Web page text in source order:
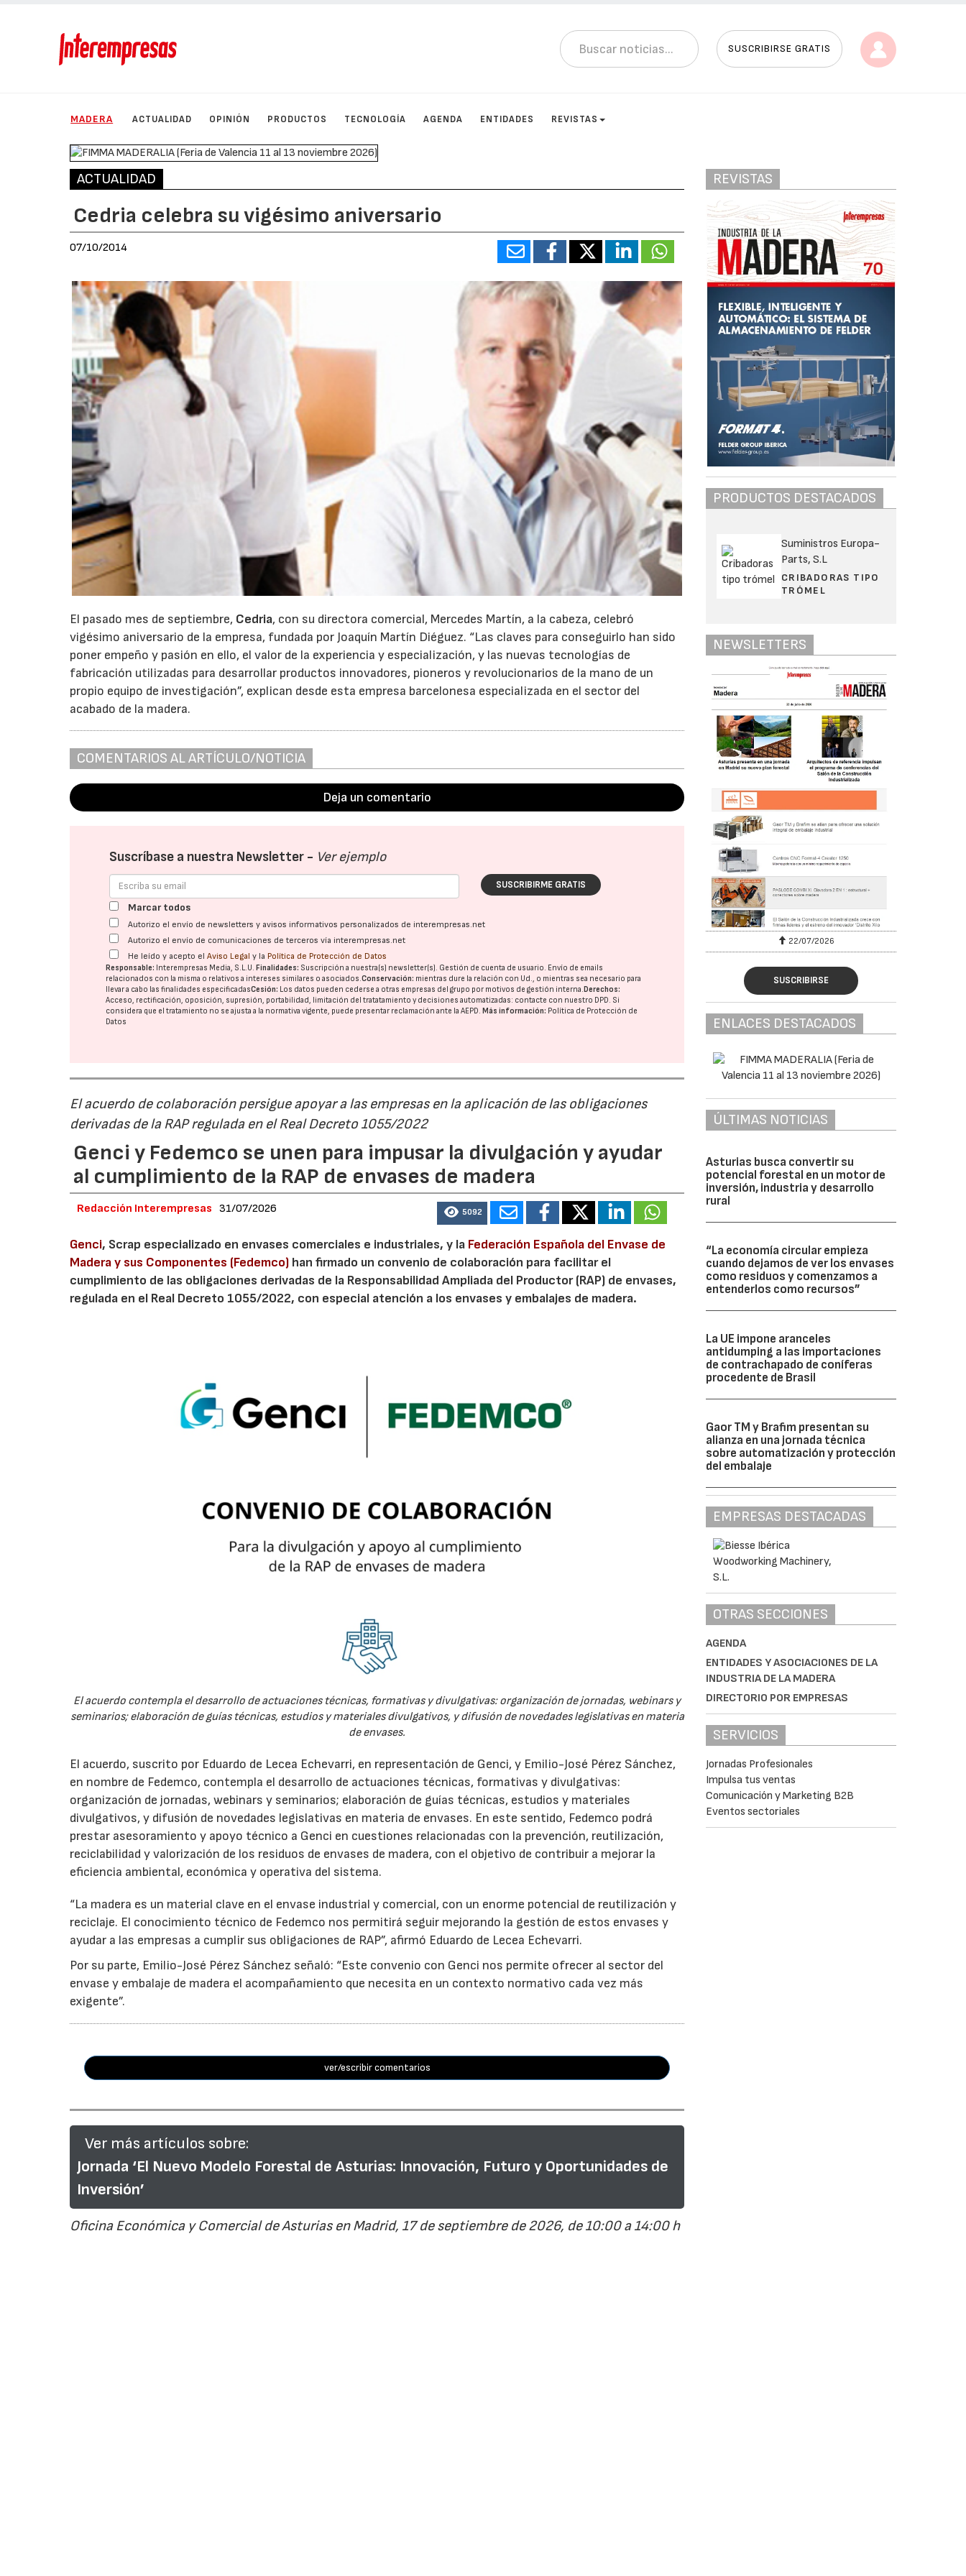
SUSCRIBIRSE GRATIS
MADERA ACTUALIDAD OPINIÓN PRODUCTOS TECNOLOGÍA AGENDA ENTIDADES REVISTAS
ACTUALIDAD
Cedria celebra su vigésimo aniversario
07/10/2014
El pasado mes de septiembre, Cedria, con su directora comercial, Mercedes Martín, a la cabeza, celebró
vigésimo aniversario de la empresa, fundada por Joaquín Martín Diéguez. “Las claves para conseguirlo han sido
poner empeño y pasión en ello, el valor de la experiencia y especialización, y las nuevas tecnologías de
fabricación utilizadas para desarrollar productos innovadores, pioneros y revolucionarios de la mano de un
propio equipo de investigación”, explican desde esta empresa barcelonesa especializada en el sector del
acabado de la madera.
COMENTARIOS AL ARTÍCULO/NOTICIA
Deja un comentario
Suscríbase a nuestra Newsletter - Ver ejemplo
SUSCRIBIRME GRATIS
Marcar todos
Autorizo el envío de newsletters y avisos informativos personalizados de interempresas.net
Autorizo el envío de comunicaciones de terceros vía interempresas.net
He leído y acepto elAviso Legal y la Política de Protección de Datos
Responsable: Interempresas Media, S.L.U.Finalidades: Suscripción a nuestra(s) newsletter(s). Gestión de cuenta de usuario. Envío de emails
relacionados con la misma o relativos a intereses similares o asociados.Conservación: mientras dure la relación con Ud., o mientras sea necesario para
llevar a cabo las finalidades especificadasCesión: Los datos pueden cederse a otras empresas del grupo por motivos de gestión interna.Derechos:
Acceso, rectificación, oposición, supresión, portabilidad, limitación del tratatamiento y decisiones automatizadas: contacte con nuestro DPD. Si
considera que el tratamiento no se ajusta a la normativa vigente, puede presentar reclamación ante laAEPD.Más información: Política de Protección de
Datos
El acuerdo de colaboración persigue apoyar a las empresas en la aplicación de las obligaciones
derivadas de la RAP regulada en el Real Decreto 1055/2022
Genci y Fedemco se unen para impusar la divulgación y ayudar
al cumplimiento de la RAP de envases de madera
Redacción Interempresas 31/07/2026 5092
Genci, Scrap especializado en envases comerciales e industriales, y la Federación Española del Envase de
Madera y sus Componentes (Fedemco) han firmado un convenio de colaboración para facilitar el
cumplimiento de las obligaciones derivadas de la Responsabilidad Ampliada del Productor (RAP) de envases,
regulada en el Real Decreto 1055/2022, con especial atención a los envases y embalajes de madera.
El acuerdo contempla el desarrollo de actuaciones técnicas, formativas y divulgativas: organización de jornadas, webinars y
seminarios; elaboración de guías técnicas, estudios y materiales divulgativos, y difusión de novedades legislativas en materia
de envases.
El acuerdo, suscrito por Eduardo de Lecea Echevarri, en representación de Genci, y Emilio-José Pérez Sánchez,
en nombre de Fedemco, contempla el desarrollo de actuaciones técnicas, formativas y divulgativas:
organización de jornadas, webinars y seminarios; elaboración de guías técnicas, estudios y materiales
divulgativos, y difusión de novedades legislativas en materia de envases. En este sentido, Fedemco podrá
prestar asesoramiento y apoyo técnico a Genci en cuestiones relacionadas con la prevención, reutilización,
reciclabilidad y valorización de los residuos de envases de madera, con el objetivo de contribuir a mejorar la
eficiencia ambiental, económica y operativa del sistema.
“La madera es un material clave en el envase industrial y comercial, con un enorme potencial de reutilización y
reciclaje. El conocimiento técnico de Fedemco nos permitirá seguir mejorando la gestión de estos envases y
ayudar a las empresas a cumplir sus obligaciones de RAP”, afirmó Eduardo de Lecea Echevarri.
Por su parte, Emilio-José Pérez Sánchez señaló: “Este convenio con Genci nos permite ofrecer al sector del
envase y embalaje de madera el acompañamiento que necesita en un contexto normativo cada vez más
exigente”.
ver/escribir comentarios
Ver más artículos sobre:
Jornada ‘El Nuevo Modelo Forestal de Asturias: Innovación, Futuro y Oportunidades de
Inversión’
Oficina Económica y Comercial de Asturias en Madrid, 17 de septiembre de 2026, de 10:00 a 14:00 h
REVISTAS
PRODUCTOS DESTACADOS
Suministros Europa-
Parts, S.L
CRIBADORAS TIPO
TRÓMEL
NEWSLETTERS
22/07/2026 22/07/2026
SUSCRIBIRSE
ENLACES DESTACADOS
ÚLTIMAS NOTICIAS
Asturias busca convertir su
potencial forestal en un motor de
inversión, industria y desarrollo
rural
“La economía circular empieza
cuando dejamos de ver los envases
como residuos y comenzamos a
entenderlos como recursos”
La UE impone aranceles
antidumping a las importaciones
de contrachapado de coníferas
procedente de Brasil
Gaor TM y Brafim presentan su
alianza en una jornada técnica
sobre automatización y protección
del embalaje
EMPRESAS DESTACADAS
OTRAS SECCIONES
AGENDA
ENTIDADES Y ASOCIACIONES DE LA
INDUSTRIA DE LA MADERA
DIRECTORIO POR EMPRESAS
SERVICIOS
Jornadas Profesionales
Impulsa tus ventas
Comunicación y Marketing B2B
Eventos sectoriales